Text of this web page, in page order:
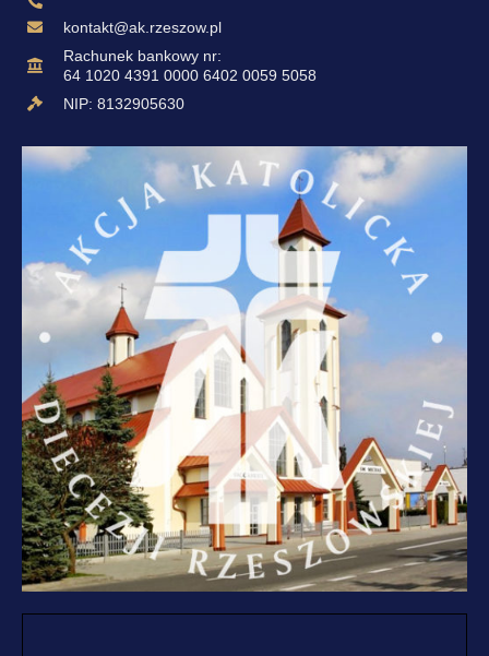
kontakt@ak.rzeszow.pl
Rachunek bankowy nr:
64 1020 4391 0000 6402 0059 5058
NIP: 8132905630